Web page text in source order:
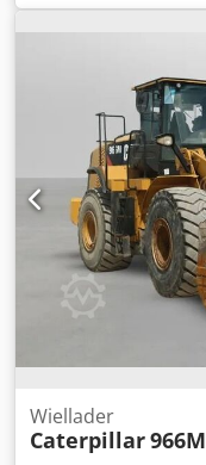
Wiellader
Caterpillar966M